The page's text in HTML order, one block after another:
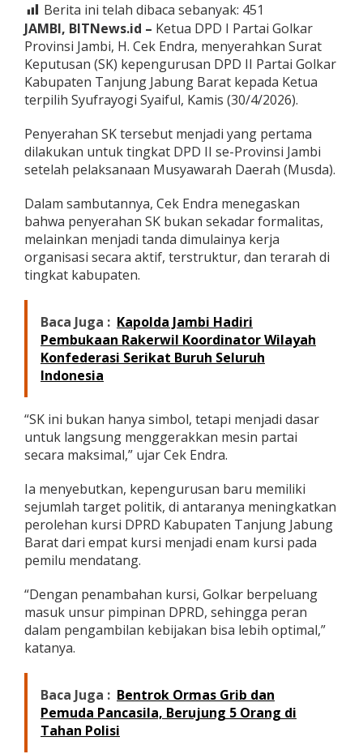
a
r
a
t
,
S
y
f
r
a
y
g
i
D
i
m
i
a
e
g
G
e
r
a
k
a
n
M
e
s
n
P
a
r
Berita ini telah dibaca sebanyak: 451
JAMBI, BITNews.id – Ketua DPD I Partai Golkar
Provinsi Jambi, H. Cek Endra, menyerahkan Surat
Keputusan (SK) kepengurusan DPD II Partai Golkar
Kabupaten Tanjung Jabung Barat kepada Ketua
terpilih Syufrayogi Syaiful, Kamis (30/4/2026).
Penyerahan SK tersebut menjadi yang pertama
dilakukan untuk tingkat DPD II se-Provinsi Jambi
setelah pelaksanaan Musyawarah Daerah (Musda).
Dalam sambutannya, Cek Endra menegaskan
bahwa penyerahan SK bukan sekadar formalitas,
melainkan menjadi tanda dimulainya kerja
organisasi secara aktif, terstruktur, dan terarah di
tingkat kabupaten.
Baca Juga : Kapolda Jambi Hadiri
Pembukaan Rakerwil Koordinator Wilayah
Konfederasi Serikat Buruh Seluruh
Indonesia
“SK ini bukan hanya simbol, tetapi menjadi dasar
untuk langsung menggerakkan mesin partai
secara maksimal,” ujar Cek Endra.
Ia menyebutkan, kepengurusan baru memiliki
sejumlah target politik, di antaranya meningkatkan
perolehan kursi DPRD Kabupaten Tanjung Jabung
Barat dari empat kursi menjadi enam kursi pada
pemilu mendatang.
“Dengan penambahan kursi, Golkar berpeluang
masuk unsur pimpinan DPRD, sehingga peran
dalam pengambilan kebijakan bisa lebih optimal,”
katanya.
Baca Juga : Bentrok Ormas Grib dan
Pemuda Pancasila, Berujung 5 Orang di
Tahan Polisi